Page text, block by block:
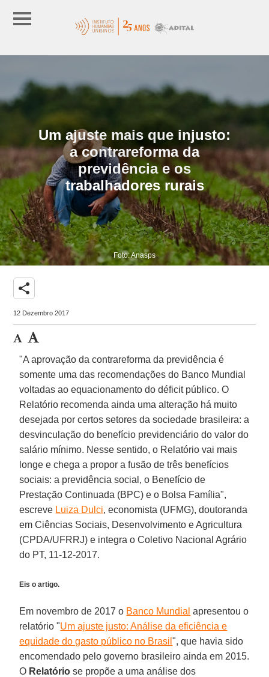
Um ajuste mais que injusto:
a contrareforma da
previdência e os
trabalhadores rurais
Foto: Anasps
share
12 Dezembro 2017
"A aprovação da contrareforma da previdência é
somente uma das recomendações do Banco Mundial
voltadas ao equacionamento do déficit público. O
Relatório recomenda ainda uma alteração há muito
desejada por certos setores da sociedade brasileira: a
desvinculação do benefício previdenciário do valor do
salário mínimo. Nesse sentido, o Relatório vai mais
longe e chega a propor a fusão de três benefícios
sociais: a previdência social, o Benefício de
Prestação Continuada (BPC) e o Bolsa Família",
escreve Luiza Dulci, economista (UFMG), doutoranda
em Ciências Sociais, Desenvolvimento e Agricultura
(CPDA/UFRRJ) e integra o Coletivo Nacional Agrário
do PT, 11-12-2017.
Eis o artigo.
Em novembro de 2017 o Banco Mundial apresentou o
relatório "Um ajuste justo: Análise da eficiência e
equidade do gasto público no Brasil", que havia sido
encomendado pelo governo brasileiro ainda em 2015.
O Relatório se propõe a uma análise dos